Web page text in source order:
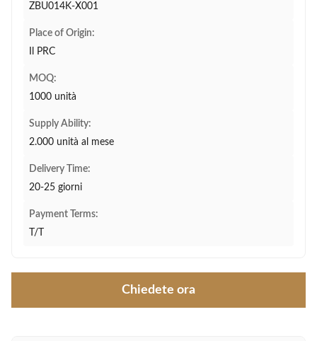
ZBU014K-X001
Place of Origin:
Il PRC
MOQ:
1000 unità
Supply Ability:
2.000 unità al mese
Delivery Time:
20-25 giorni
Payment Terms:
T/T
Chiedete ora